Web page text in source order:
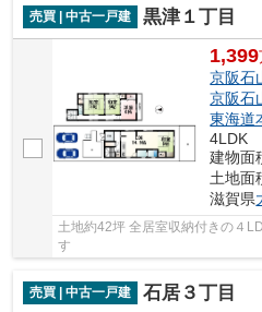
売買 | 中古一戸建 黒津１丁目
1,399
京阪石
京阪石
東海道
4LDK
建物面
土地面
滋賀県
土地約42坪 全居室収納付きの４
す
売買 | 中古一戸建 石居３丁目